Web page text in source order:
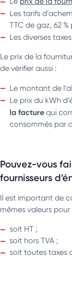
Les tarifs
TTC de gaz, 62 %
Les diverses
Le prix de la
de vérifier aussi :
Le montant de
Le prix du kWh
la facture qui
consommés par
Pouvez-vous
fournisseurs
Il est important de
mêmes valeurs
soit HT ;
soit hors TVA ;
soit toutes taxes